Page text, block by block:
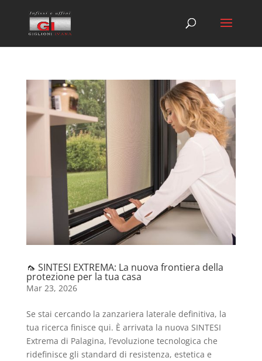
🦟 SINTESI EXTREMA: La nuova frontiera della
protezione per la tua casa
Mar 23, 2026
Se stai cercando la zanzariera laterale definitiva, la
tua ricerca finisce qui. È arrivata la nuova SINTESI
Extrema di Palagina, l’evoluzione tecnologica che
ridefinisce gli standard di resistenza, estetica e